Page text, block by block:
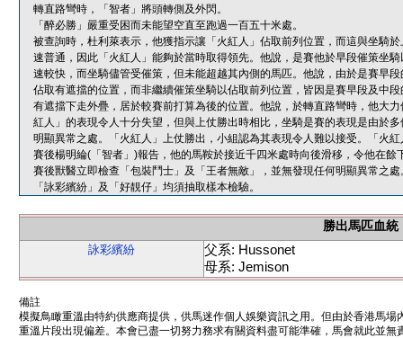
轉直路彎時，「智者」將頭轉側及外閃。
「醉必勝」嚴重受困而未能望空直至跑過一百五十米處。
被查詢時，杜利萊表示，他獲指示讓「火紅人」佔取前列位置，而這與坐騎
速普通，因此「火紅人」能夠於當時取得領先。他說，是賽他於早段催策坐
速較快，而坐騎儘管受催策，但未能超越其內側的馬匹。他說，由於是賽早
佔取有遮擋的位置，而非繼續催策坐騎以佔取前列位置，皆因是賽早段及中
有遮擋下走外疊，居於較賽前打算為後的位置。他說，於轉直路彎時，他大
紅人」的表現令人十分失望，但與上仗勝出時相比，坐騎是賽的表現是由於
明顯異常之處。「火紅人」上仗勝出，小組認為其表現令人難以接受。「火
賽後楊明綸(「智者」)報告，他的馬鞍於接近千四米處時向後滑移，令他在餘
賽後獸醫立即檢查「包裝鬥士」及「王者無敵」，並無發現任何明顯異常之處
「詠彩繽紛」及「好靚仔」均須抽取樣本檢驗。
勝出馬匹血統
詠彩繽紛
父系: Hussonet
母系: Jemison
備註
模擬鳥瞰重溫由特約供應商提供，供馬迷作個人娛樂資訊之用。但由於香港馬
重溫片段出現偏差。本會已盡一切努力務求有關資料盡可能準確，馬會就此並